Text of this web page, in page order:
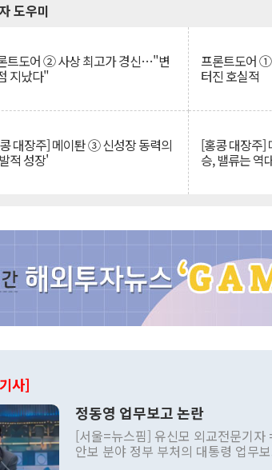
도우미
트도어 ② 사상 최고가 경신…"변
지났다"
프론트도어 ①
터진 호실적
대장주] 메이퇀 ③ 신성장 동력의
적 성장'
[홍콩 대장주
승, 밸류는 역
사]
정동영 업무보고 논란
[서울=뉴스핌] 유신모 외교전문기자
안보 분야 정부 부처의 대통령 업무